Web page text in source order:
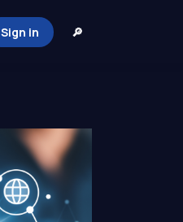
Sign in 🔎